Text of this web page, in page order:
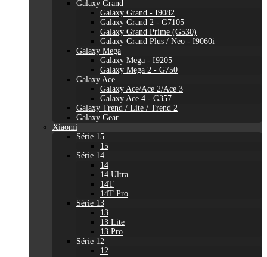
Galaxy Grand
Galaxy Grand - I9082
Galaxy Grand 2 - G7105
Galaxy Grand Prime (G530)
Galaxy Grand Plus / Neo - I9060i
Galaxy Mega
Galaxy Mega - I9205
Galaxy Mega 2 - G750
Galaxy Ace
Galaxy Ace/Ace 2/Ace 3
Galaxy Ace 4 - G357
Galaxy Trend / Lite / Trend 2
Galaxy Gear
Xiaomi
Série 15
15
Série 14
14
14 Ultra
14T
14T Pro
Série 13
13
13 Lite
13 Pro
Série 12
12